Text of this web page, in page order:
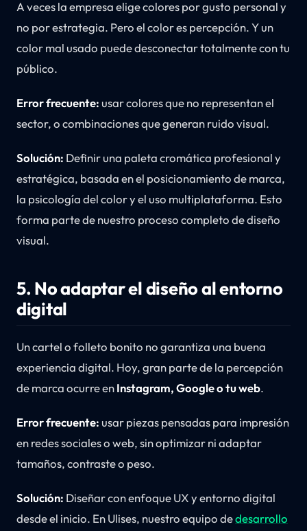
A veces la empresa elige colores por gusto personal y
no por estrategia. Pero el color es percepción. Y un
color mal usado puede desconectar totalmente con tu
público.
Error frecuente: usar colores que no representan el
sector, o combinaciones que generan ruido visual.
Solución: Definir una paleta cromática profesional y
estratégica, basada en el posicionamiento de marca,
la psicología del color y el uso multiplataforma. Esto
forma parte de nuestro proceso completo de diseño
visual.
5. No adaptar el diseño al entorno
digital
Un cartel o folleto bonito no garantiza una buena
experiencia digital. Hoy, gran parte de la percepción
de marca ocurre enInstagram, Google o tu web.
Error frecuente: usar piezas pensadas para impresión
en redes sociales o web, sin optimizar ni adaptar
tamaños, contraste o peso.
Solución: Diseñar con enfoque UX y entorno digital
desde el inicio. En Ulises, nuestro equipo dedesarrollo